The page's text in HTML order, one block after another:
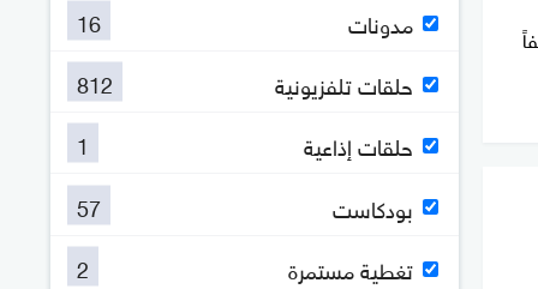
مدونات
16
حلقات تلفزيونية
812
حلقات إذاعية
1
بودكاست
57
تغطية مستمرة
2